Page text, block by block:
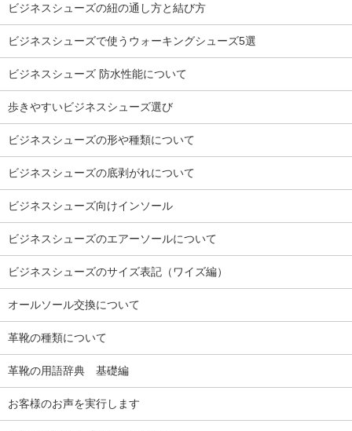
ビジネスシューズの紐の通し方と結び方
ビジネスシューズで使うウォーキングシューズ5選
ビジネスシューズ 防水性能について
歩きやすいビジネスシューズ選び
ビジネスシューズの形や種類について
ビジネスシューズの底剥がれについて
ビジネスシューズ向けインソール
ビジネスシューズのエアーソールについて
ビジネスシューズのサイズ表記（ワイズ編）
オールソール交換について
革靴の種類について
革靴の用語辞典 基礎編
お客様のお声を実行します